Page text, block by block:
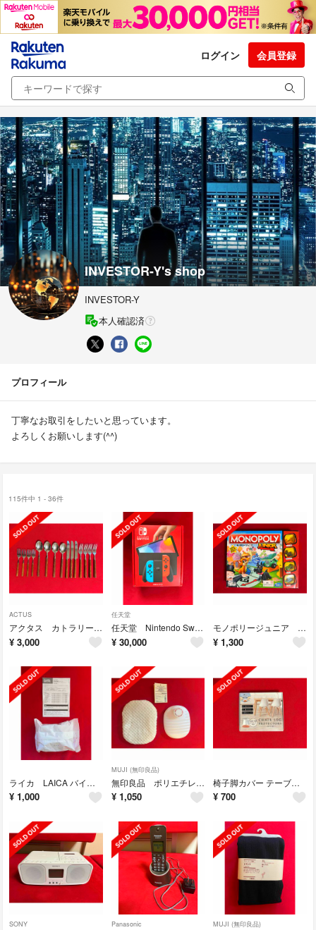
ログイン 会員登録
INVESTOR-Y's shop
INVESTOR-Y
本人確認済
プロフィール
丁寧なお取引をしたいと思っています。
よろしくお願いします(^^)
115件中 1 - 36件
ACTUS
アクタス カトラリー 天然木 ディナーフォーク スプーン ナイフ ケーキフォーク
¥ 3,000
任天堂
任天堂 Nintendo Switch 有機ELモデル 本体
¥ 30,000
モノポリージュニア MONOPOLY JUNIOR
¥ 1,300
ライカ LAICA バイフラックス ミネラルバランス カートリッジ
¥ 1,000
MUJI (無印良品)
無印良品 ポリエチレン湯たんぽ・小 あたたかファイバー鹿の子湯たんぽカバー・小
¥ 1,050
椅子脚カバー テーブル 脚 16個入り コペルタ (S)
¥ 700
SONY Panasonic MUJI (無印良品)